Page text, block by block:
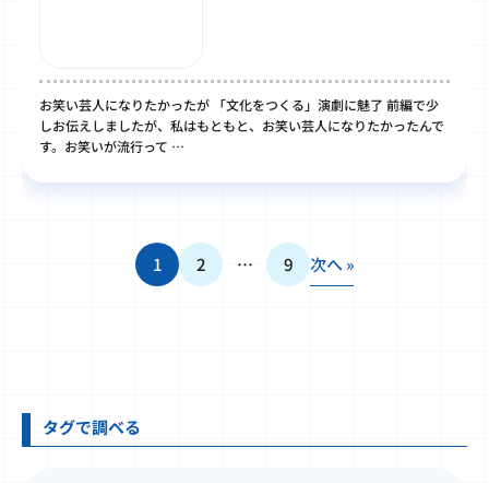
お笑い芸人になりたかったが 「文化をつくる」演劇に魅了 前編で少
しお伝えしましたが、私はもともと、お笑い芸人になりたかったんで
す。お笑いが流行って …
1 2 … 9 次へ »
タグで調べる